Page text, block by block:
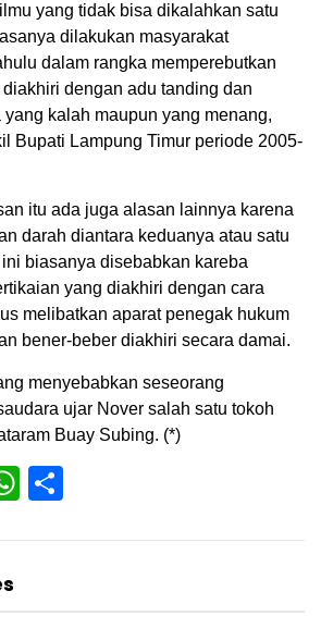
yang tidak bisa dikalahkan satu
dilakukan masyarakat
dalam rangka memperebutkan
dengan adu tanding dan
kalah maupun yang menang,
Bupati Lampung Timur periode 2005-
itu ada juga alasan lainnya karena
darah diantara keduanya atau satu
biasanya disebabkan kareba
yang diakhiri dengan cara
melibatkan aparat penegak hukum
bener-beber diakhiri secara damai.
menyebabkan seseorang
ujar Nover salah satu tokoh
Buay Subing. (*)
WhatsApp